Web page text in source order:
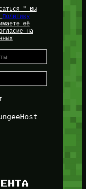
" Вы
Политику
её
на